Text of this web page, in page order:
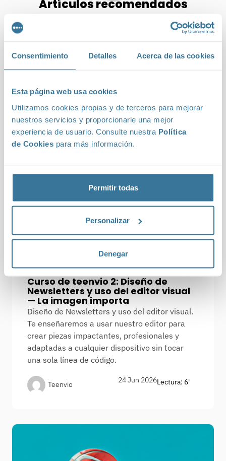
Consentimiento Detalles Acerca de las cookies
Esta página web usa cookies
Utilizamos cookies propias y de terceros para mejorar
nuestros servicios y proporcionarle una mejor
experiencia de usuario. Consulte nuestra Política
de Cookies para más información.
Permitir todas
Personalizar
Denegar
Artículos recomendados
Blog de email marketing
Curso de teenvio 2: Diseño de
Newsletters y uso del editor visual
— La imagen importa
Diseño de Newsletters y uso del editor visual.
Te enseñaremos a usar nuestro editor para
crear piezas impactantes, profesionales y
adaptadas a cualquier dispositivo sin tocar
una sola línea de código.
Teenvio
24 Jun 2026Lectura: 6'